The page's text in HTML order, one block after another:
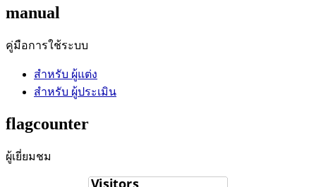
manual
คู่มือการใช้ระบบ
สำหรับ ผู้แต่ง
สำหรับ ผู้ประเมิน
flagcounter
ผู้เยี่ยมชม